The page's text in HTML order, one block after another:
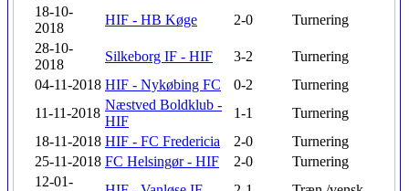
18-10-
2018
HIF - HB Køge 2-0
Turnering
28-10-
2018
Silkeborg IF - HIF 3-2
Turnering
04-11-2018 HIF - Nykøbing FC 0-2
Turnering
11-11-2018
Næstved Boldklub -
HIF
1-1
Turnering
18-11-2018 HIF - FC Fredericia 2-0
Turnering
25-11-2018 FC Helsingør - HIF 2-0
Turnering
12-01-